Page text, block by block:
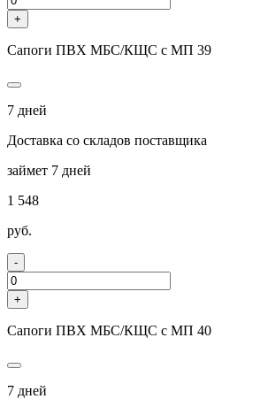
+
Сапоги ПВХ МБС/КЩС с МП 39
7 дней
Доставка со складов поставщика
займет 7 дней
1 548
руб.
-
+
Сапоги ПВХ МБС/КЩС с МП 40
7 дней